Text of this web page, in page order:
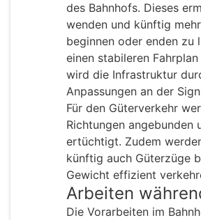
des Bahnhofs. Dieses
wenden und künftig
beginnen oder enden zu
einen stabileren
wird die Infrastruktur
Anpassungen an der
Für den Güterverkehr
Richtungen angebunden
ertüchtigt. Zudem
künftig auch Güterzüge
Gewicht effizient
Arbeiten
Die Vorarbeiten im